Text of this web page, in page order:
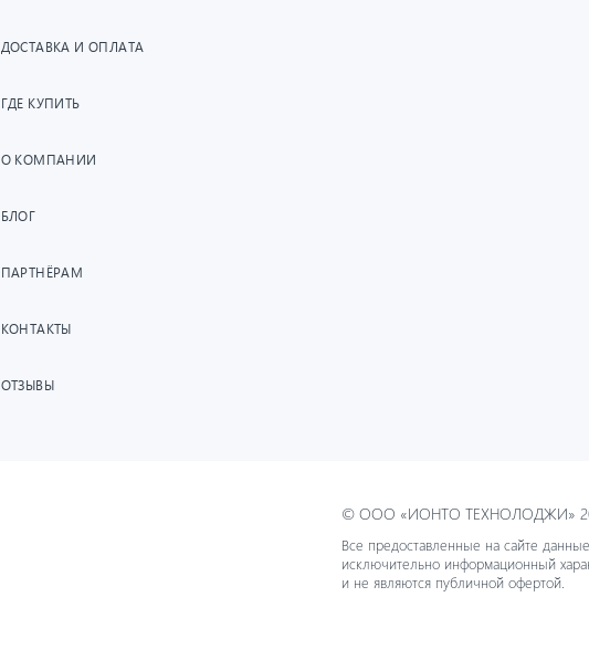
ДОСТАВКА И ОПЛАТА
ГДЕ КУПИТЬ
О КОМПАНИИ
БЛОГ
ПАРТНЁРАМ
КОНТАКТЫ
ОТЗЫВЫ
© ООО «ИОНТО ТЕХНОЛОДЖИ»
Все предоставленные на сайте
исключительно информационный
и не являются публичной офертой.